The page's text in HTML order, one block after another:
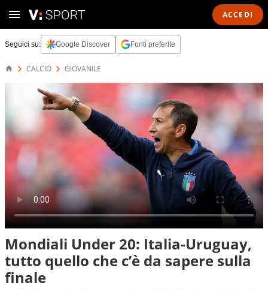
ACCEDI
Seguici su: Google Discover Fonti preferite
CALCIO GIOVANILE
Mondiali Under 20: Italia-Uruguay,
tutto quello che c’è da sapere sulla
finale